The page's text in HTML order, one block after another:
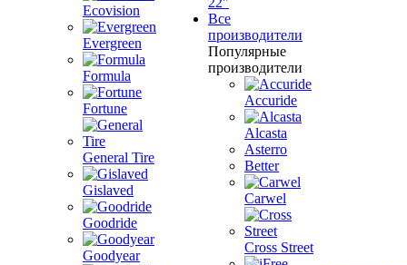
Ecovision
Evergreen
Formula
Fortune
General Tire
Gislaved
Goodride
Goodyear
Все
производители
Популярные
производители
Accuride
Alcasta
Asterro
Better
Carwel
Cross Street